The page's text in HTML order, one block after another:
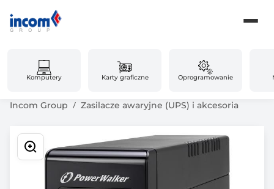
Komputery Karty graficzne Oprogramowanie
Incom Group Zasilacze awaryjne (UPS) i akcesoria